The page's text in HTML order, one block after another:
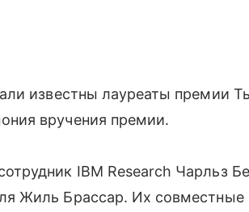
известны лауреаты премии
вручения премии.
IBM Research Чарльз
Жиль Брассар. Их